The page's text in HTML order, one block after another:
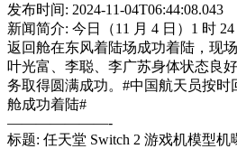
发布时间: 2024-11-04T06:44:08.043
新闻简介: 今日（11 月 4 日）1 时
返回舱在东风着陆场成功着陆，现
叶光富、李聪、李广苏身体状态良
务取得圆满成功。#中国航天员按时
舱成功着陆#
———————-
标题: 任天堂 Switch 2 游戏机模型